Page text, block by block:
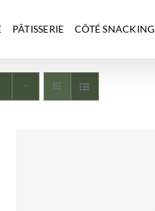
PÂTISSERIE CÔTÉ SNACKING